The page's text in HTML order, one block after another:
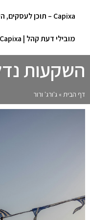
Capixa – תוכן לעסקים, השקעות ויזמות
מובילי דעת קהל | Capixa – מומחים, יזמים ואנשי מקצוע
השקעות
דף הבית » ג'ורג' ורור